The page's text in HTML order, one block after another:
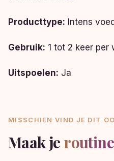
Producttype: Intens
Gebruik: 1 tot 2 keer per
Uitspoelen: Ja
MISSCHIEN VIND JE DIT
Maak je routine